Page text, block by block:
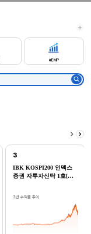
#EMP
3
IBK KOSPI200 인덱스
증권 자투자신탁 1호[주
3년 수익률 추이